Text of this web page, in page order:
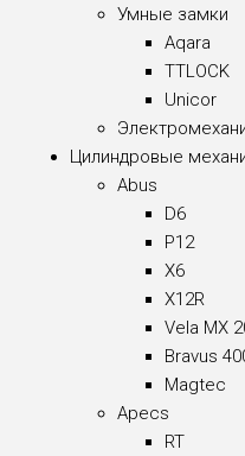
Умные замки
Aqara
TTLOCK
Unicor
Цилиндровые
Abus
D6
P12
X6
X12R
Vela MX
Bravus
Magtec
Apecs
RT